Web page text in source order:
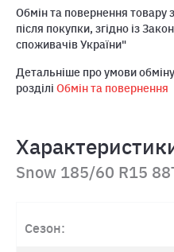
Обмін та повернення товару
після покупки, згідно із
споживачів України"
Детальніше про умови
розділі Обмін та повернення
Snow 185/60 R15
Сезон: